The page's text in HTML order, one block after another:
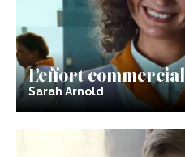
L’effort commercial
Sarah Arnold